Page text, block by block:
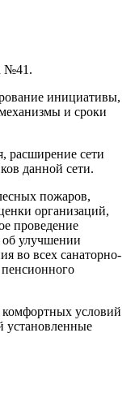
№41.
инициативы,
и сроки
расширение сети
данной сети.
пожаров,
организаций,
проведение
об улучшении
во всех санаторно-
комфортных условий
установленные